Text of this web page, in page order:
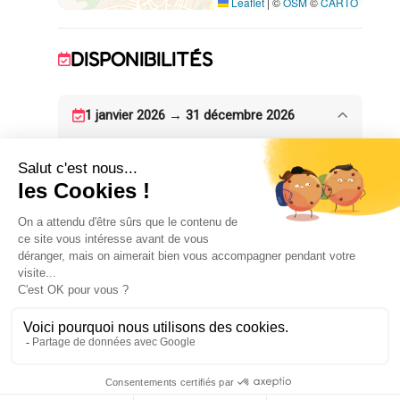
DISPONIBILITÉS
1 janvier 2026 → 31 décembre 2026
POUR PASSER LA NUIT
5